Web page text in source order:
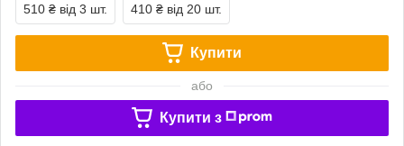
510 ₴ від 3 шт. 410 ₴ від 20 шт.
Купити
або
Купити з